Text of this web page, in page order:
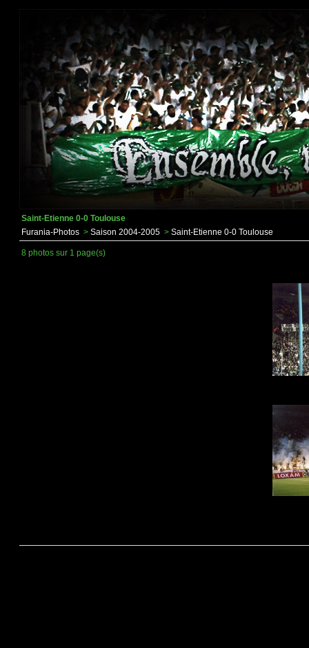
Saint-Etienne 0-0 Toulouse
Furania-Photos > Saison 2004-2005 > Saint-Etienne 0-0 Toulouse
8 photos sur 1 page(s)